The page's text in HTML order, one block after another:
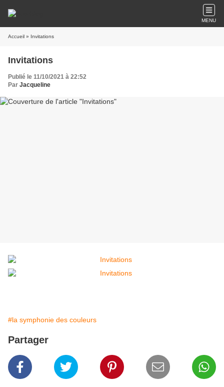
MENU
Accueil » Invitations
Invitations
Publié le 11/10/2021 à 22:52
Par Jacqueline
#la symphonie des couleurs
Partager